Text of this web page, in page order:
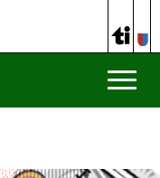
Toggle